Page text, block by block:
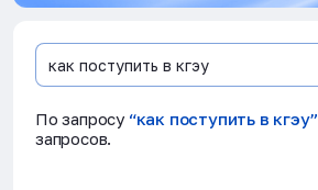
По запросу “как поступить в кгэу”
запросов.